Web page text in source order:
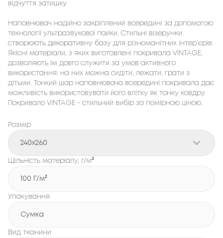
відчуття затишку.
Наповнювач надійно закріплений всередині за допомогою
технології ультразвукової пайки. Стильні візерунки
створюють декоративну базу для різноманітних інтер’єрів.
Якісні матеріали, з яких виготовлені покривала VINTAGE,
дозволяють їм довго служити за умов активного
використання: на них можна сидіти, лежати, грати з
дітьми. Тонкий шар наповнювача всередині покривала дає
можливість використовувати його влітку як тонку ковдру.
Покривало VINTAGE - стильний вибір за помірною ціною.
Розмір
240x260
Щільність матеріалу, г/м²
100 Г/м²
Упакування
Сумка
Вид тканини